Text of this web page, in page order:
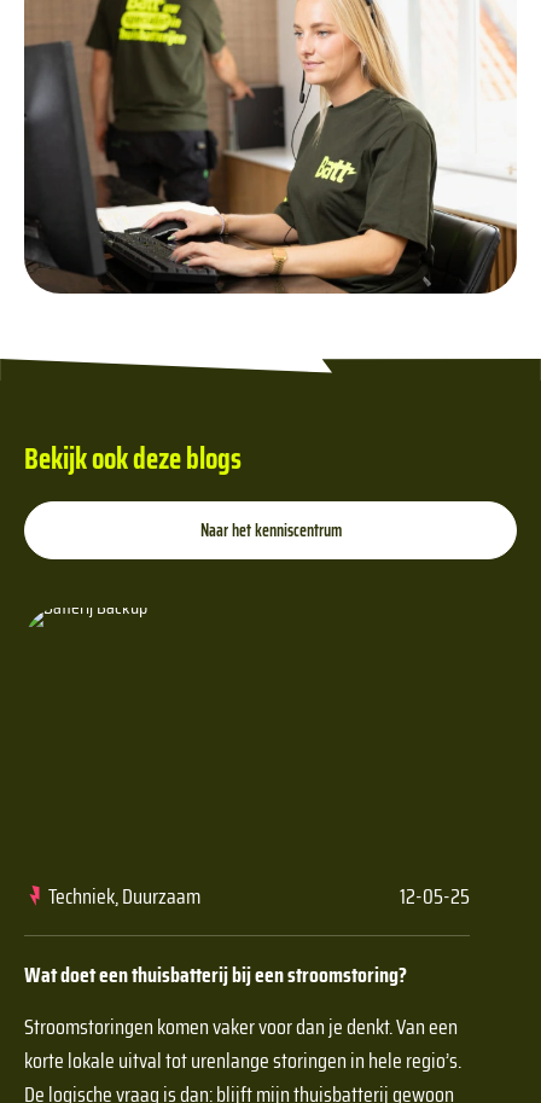
Bekijk ook deze blogs
Naar het kenniscentrum
Techniek, Duurzaam 12-05-25
Wat doet een thuisbatterij bij een stroomstoring?
Stroomstoringen komen vaker voor dan je denkt. Van een
korte lokale uitval tot urenlange storingen in hele regio’s.
De logische vraag is dan: blijft mijn thuisbatterij gewoon